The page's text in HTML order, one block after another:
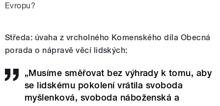
Evropu?
Středa: úvaha z vrcholného Komenského díla Obecná
porada o nápravě věcí lidských:
„Musíme směřovat bez výhrady k tomu, aby
se lidskému pokolení vrátila svoboda
myšlenková, svoboda náboženská a